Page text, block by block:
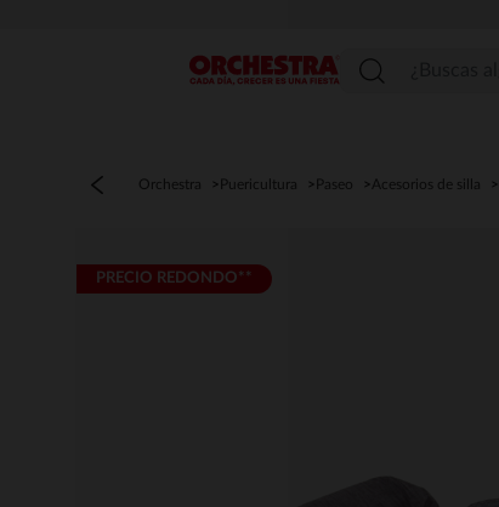
Menú
Orchestra Puericultura Paseo Acesorios de silla
PRECIO REDONDO**